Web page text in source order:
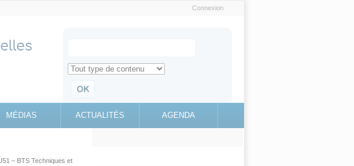
Connexion
Search for
Retrouvez toute l'information sur le site education.gouv.fr
MÉDIAS ACTUALITÉS AGENDA
– BTS Techniques et